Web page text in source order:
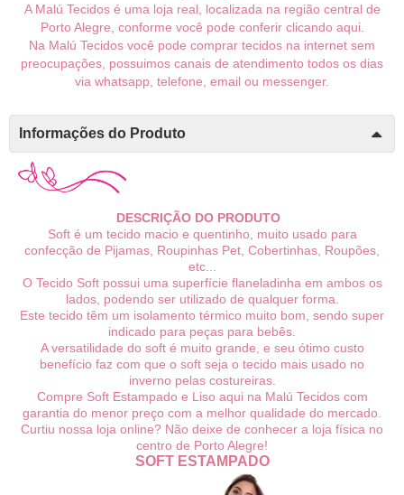
A Malú Tecidos é uma loja real, localizada na região central de
Porto Alegre, conforme você pode conferir clicando aqui.
Na Malú Tecidos você pode comprar tecidos na internet sem
preocupações, possuimos canais de atendimento todos os dias
via whatsapp, telefone, email ou messenger.
Informações do Produto
DESCRIÇÃO DO PRODUTO
Soft é um tecido macio e quentinho, muito usado para
confecção de Pijamas, Roupinhas Pet, Cobertinhas, Roupões,
etc...
O Tecido Soft possui uma superfície flaneladinha em ambos os
lados, podendo ser utilizado de qualquer forma.
Este tecido têm um isolamento térmico muito bom, sendo super
indicado para peças para bebês.
A versatilidade do soft é muito grande, e seu ótimo custo
benefício faz com que o soft seja o tecido mais usado no
inverno pelas costureiras.
Compre Soft Estampado e Liso aqui na Malú Tecidos com
garantia do menor preço com a melhor qualidade do mercado.
Curtiu nossa loja online? Não deixe de conhecer a loja física no
centro de Porto Alegre!
SOFT ESTAMPADO